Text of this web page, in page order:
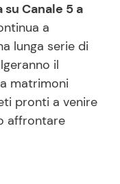
Piatti
Facili e Veloci
Feste
per Bambini
Canale 5 a
a
lunga serie di
il
matrimoni
pronti a venire
affrontare